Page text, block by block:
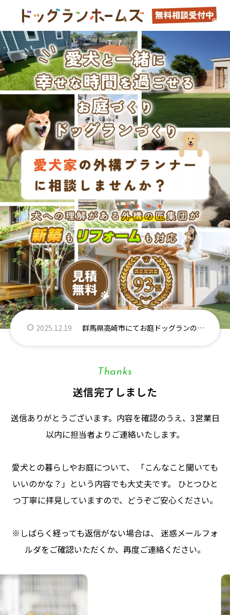
2025.12.10
2025.12.13 群馬県高崎市にてお庭ドッグランのご相談をいただきました
2025.12.14 群馬県安中市にてお庭ドッグランの施工が完了しました
2025.12.18 群馬県前橋市にてお庭ドッグランのご相談をいただきました
2025.12.19
Thanks
送信完了しました
送信ありがとうございます。内容を確認のうえ、3営業日
以内に担当者よりご連絡いたします。
愛犬との暮らしやお庭について、 「こんなこと聞いても
いいのかな？」という内容でも大丈夫です。 ひとつひと
つ丁寧に拝見していますので、どうぞご安心ください。
※しばらく経っても返信がない場合は、 迷惑メールフォ
ルダをご確認いただくか、再度ご連絡ください。